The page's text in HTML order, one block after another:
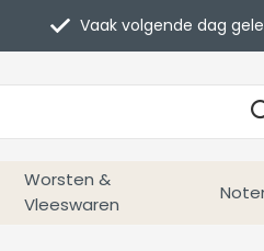
Worsten &
Vleeswaren
Vaak volgende dag geleverd